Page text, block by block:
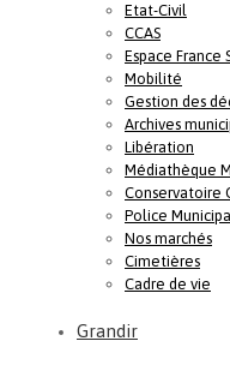
Etat-Civil
CCAS
Espace France
Mobilité
Gestion des
Archives
Libération
Médiathèque
Conservatoire
Police
Nos marchés
Cimetières
Cadre de vie
Grandir